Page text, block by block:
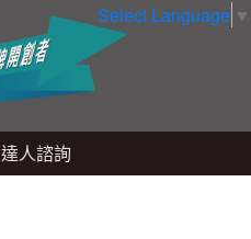
Select Language ▼
達人諮詢